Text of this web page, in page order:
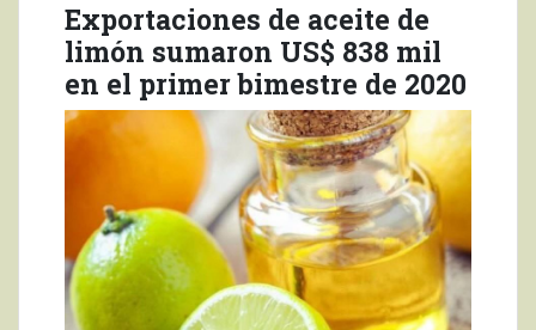
Exportaciones de aceite de
limón sumaron US$ 838 mil
en el primer bimestre de 2020